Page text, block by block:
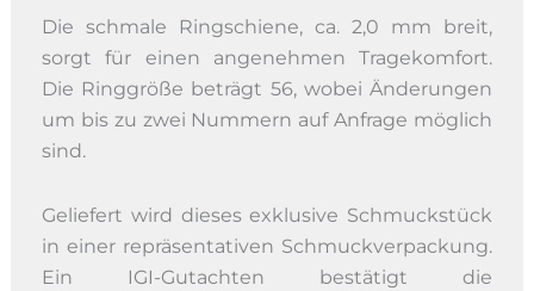
Die schmale Ringschiene, ca. 2,0 mm breit,
sorgt für einen angenehmen Tragekomfort.
Die Ringgröße beträgt 56, wobei Änderungen
um bis zu zwei Nummern auf Anfrage möglich
sind.
Geliefert wird dieses exklusive Schmuckstück
in einer repräsentativen Schmuckverpackung.
Ein IGI-Gutachten bestätigt die